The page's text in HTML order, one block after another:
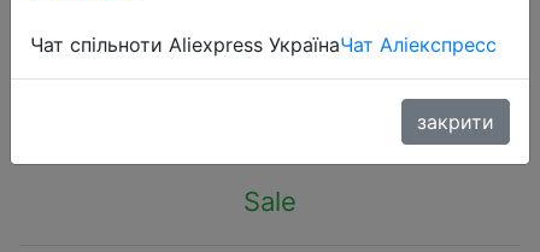
Sale
Чат спільноти Aliexpress УкраїнаЧат Аліекспресс
закрити